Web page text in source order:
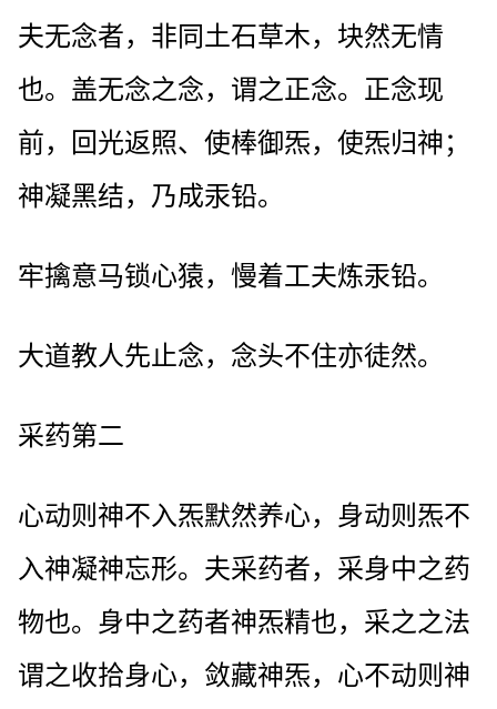
夫无念者，非同土石草木，块然无情
也。盖无念之念，谓之正念。正念现
前，回光返照、使棒御炁，使炁归神；
神凝黑结，乃成汞铅。
牢擒意马锁心猿，慢着工夫炼汞铅。
大道教人先止念，念头不住亦徒然。
采药第二
心动则神不入炁默然养心，身动则炁不
入神凝神忘形。夫采药者，采身中之药
物也。身中之药者神炁精也，采之之法
谓之收拾身心，敛藏神炁，心不动则神